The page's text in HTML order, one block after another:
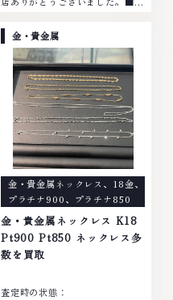
イヤモンド ブランド品 ブランド
衣類 お酒買取りのことなら、お
任せくださいなかでも金・プラチ
ナ等のアクセサリー・貴金属・宝
石・ダイヤモンド・ジュエリーや
ブランド品・時計等は特に自信を
持って、高額査定を実現しており
ます。 古くて使わなくなってし
まったアクセサリー、動かなくな
ってしまった腕時計、多くのお品
物の高価買取りを実現しており、
他店ではお値段の付かなかったお
品物でも、一点一点丁寧に無料で
査定します。お気軽にご連絡くだ
さい。TEL: 0120-959-764営
業時間: 10:00～19:00定休日: 年
金・貴金属
金・貴金属ネックレス 、 18金、
プラチナ900、 プラチナ850
金・貴金属ネックレス K18
Pt900 Pt850 ネックレス多
数を買取
査定時の状態：